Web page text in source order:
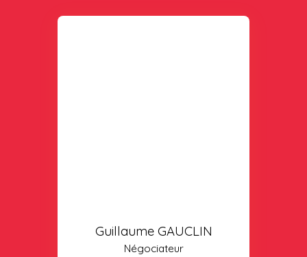
Guillaume GAUCLIN
Négociateur